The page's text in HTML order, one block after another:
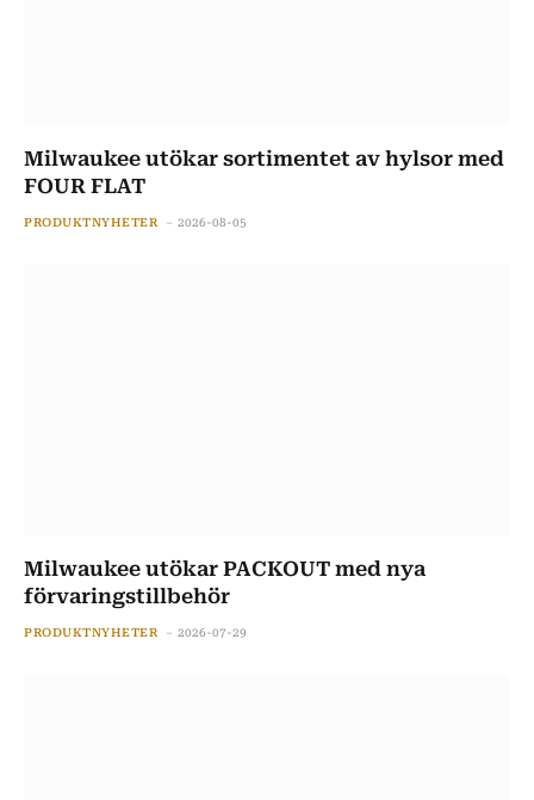
Milwaukee utökar sortimentet av hylsor med
FOUR FLAT
PRODUKTNYHETER 2026-08-05
Milwaukee utökar PACKOUT med nya
förvaringstillbehör
PRODUKTNYHETER 2026-07-29